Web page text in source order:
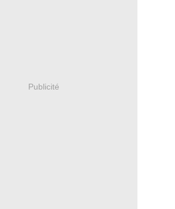
Publicité